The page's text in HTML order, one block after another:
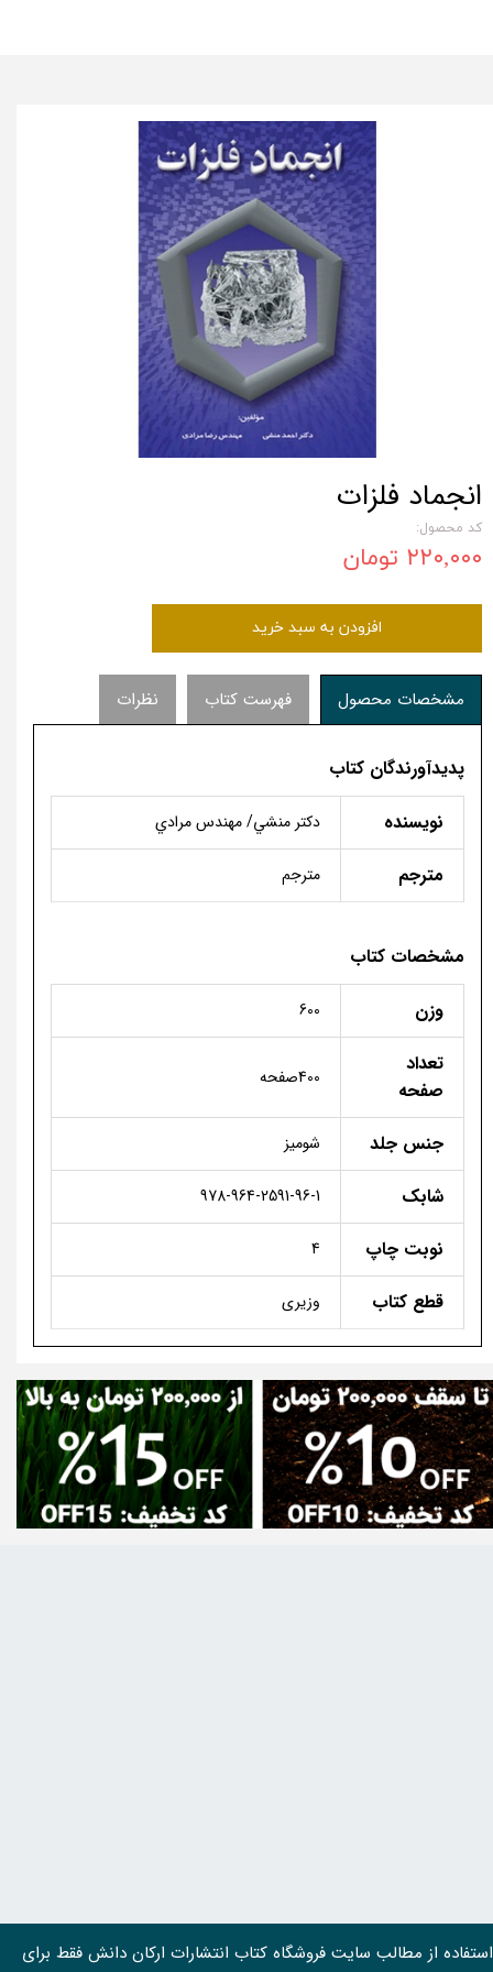
انجماد فلزات
کد محصول:
۲۲۰,۰۰۰ تومان
افزودن به سبد خرید
مشخصات محصول فهرست کتاب نظرات
پدیدآورندگان کتاب
نویسنده
دكتر منشي/ مهندس مرادي
مترجم مترجم
مشخصات کتاب
وزن
600
تعداد
صفحه
400صفحه
جنس جلد شومیز
شابک 978-964-2591-96-1
نوبت چاپ 4
قطع کتاب وزیری
استفاده از مطالب سايت فروشگاه کتاب انتشارات ارکان دانش فقط برای